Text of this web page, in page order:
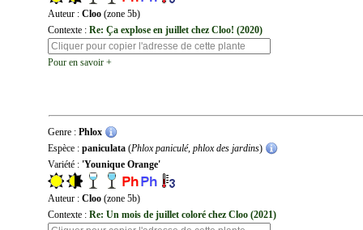
Auteur : Cloo (zone 5b)
Contexte : Re: Ça explose en juillet chez Cloo! (2020)
Pour en savoir +
Genre : Phlox
Espèce : paniculata (Phlox paniculé, phlox des jardins)
Variété : 'Younique Orange'
Auteur : Cloo (zone 5b)
Contexte : Re: Un mois de juillet coloré chez Cloo (2021)